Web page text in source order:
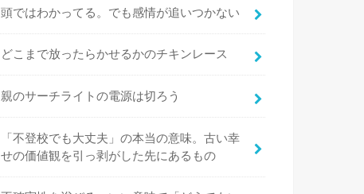
頭ではわかってる。でも感情が追いつかない
どこまで放ったらかせるかのチキンレース
親のサーチライトの電源は切ろう
「不登校でも大丈夫」の本当の意味。古い幸
せの価値観を引っ剥がした先にあるもの